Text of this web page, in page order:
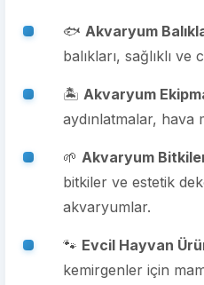
🐟 Akvaryum
balıkları, sağlıklı ve
🏝️ Akvaryum
aydınlatmalar, hava
🌱 Akvaryum
bitkiler ve estetik
akvaryumlar.
🐾 Evcil Hayvan
kemirgenler için